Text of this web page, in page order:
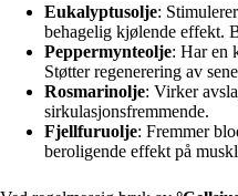
Eukalyptusolje:
behagelig kjølende effekt.
Peppermynteolje: Har en
Støtter regenerering av
Rosmarinolje: Virker
sirkulasjonsfremmende.
Fjellfuruolje: Fremmer
beroligende effekt på